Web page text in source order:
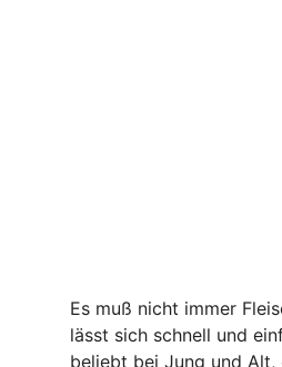
Es muß nicht immer
lässt sich schnell und
beliebt bei Jung und